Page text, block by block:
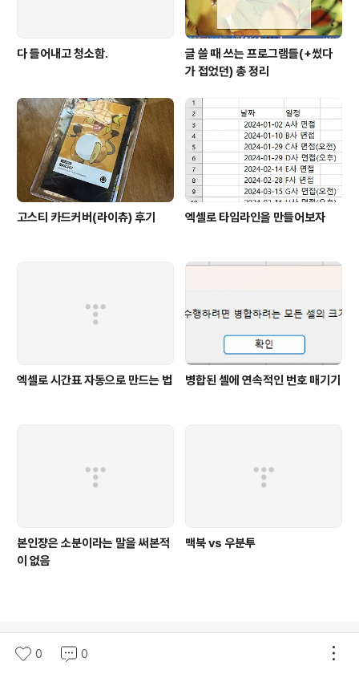
다 들어내고 청소함.
글 쓸 때 쓰는 프로그램들(+썼다
가 접었던) 총 정리
고스티 카드커버(라이츄) 후기 엑셀로 타임라인을 만들어보자
엑셀로 시간표 자동으로 만드는 법 병합된 셀에 연속적인 번호 매기기
본인쟝은 소분이라는 말을 써본적
이 없음
맥북 vs 우분투
0 0